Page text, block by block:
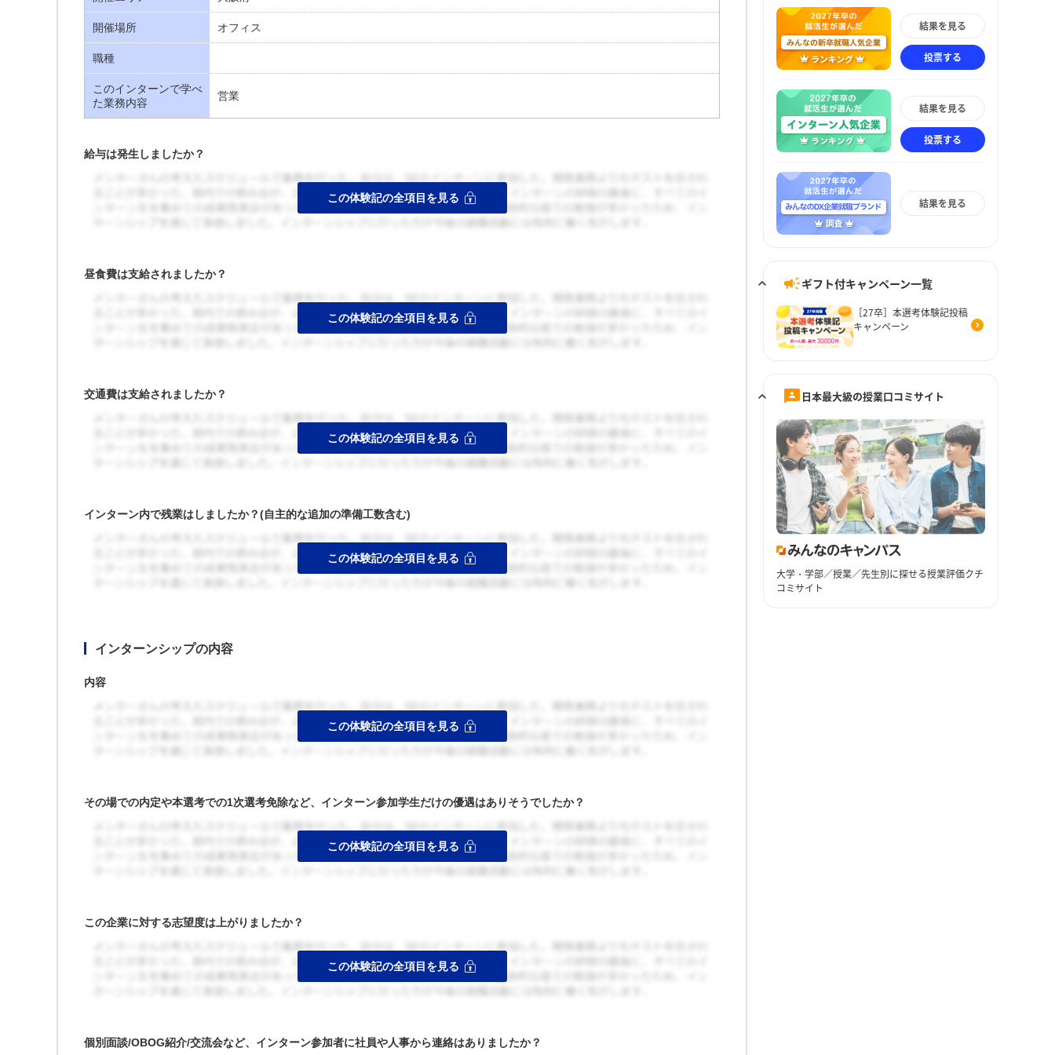
開催場所 オフィス
職種
このインターンで学べ
た業務内容
営業
給与は発生しましたか？
昼食費は支給されましたか？
交通費は支給されましたか？
インターン内で残業はしましたか？(自主的な追加の準備工数含む)
インターンシップの内容
内容
その場での内定や本選考での1次選考免除など、インターン参加学生だけの優遇はありそうでしたか？
この企業に対する志望度は上がりましたか？
個別面談/OBOG紹介/交流会など、インターン参加者に社員や人事から連絡はありましたか？
結果を見る
投票する
結果を見る
投票する
結果を見る
ギフト付キャンペーン一覧
［27卒］本選考体験記投稿
キャンペーン
日本最大級の授業口コミサイト
大学・学部／授業／先生別に探せる授業評価クチ
コミサイト